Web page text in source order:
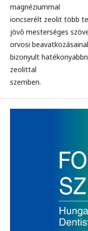
magnéziummal
ioncserélt zeolit több
jövő mesterséges
orvosi
bizonyult
zeolittal
szemben.